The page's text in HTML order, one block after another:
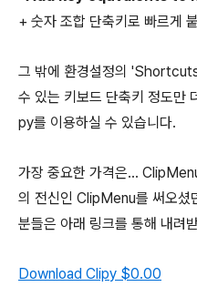
+ 숫자 조합 단축키로 빠르게
그 밖에 환경설정의
수 있는 키보드 단축키 정도만
py를 이용하실 수 있습니다.
가장 중요한 가격은...
의 전신인 ClipMenu를 써오셨
분들은 아래 링크를 통해 내려
Download Clipy $0.00